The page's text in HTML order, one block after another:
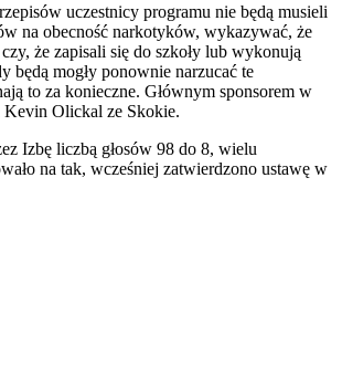
uczestnicy programu nie będą musieli
na obecność narkotyków, wykazywać, że
że zapisali się do szkoły lub wykonują
będą mogły ponownie narzucać te
to za konieczne. Głównym sponsorem w
Kevin Olickal ze Skokie.
Izbę liczbą głosów 98 do 8, wielu
na tak, wcześniej zatwierdzono ustawę w